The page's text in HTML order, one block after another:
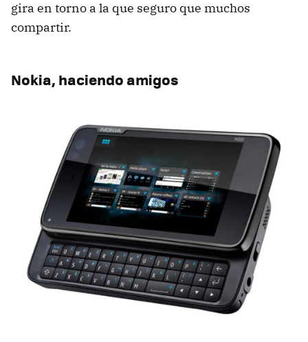
gira en torno a la que seguro que muchos
compartir.
Nokia, haciendo amigos